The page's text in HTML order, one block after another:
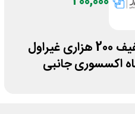
کد تخفیف 200 هزاری غیراول
اکسسوری جانبی